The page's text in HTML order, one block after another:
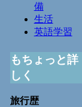
備
生活
英語学習
もちょっと詳
しく
旅行歴